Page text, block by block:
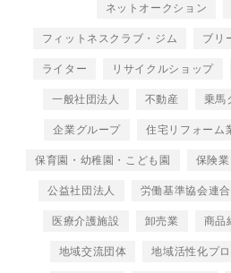
ネットオークション
フィットネスクラブ・ジム ブリ
ライター リサイクルショップ
一般社団法人 不動産 乗馬
企業グループ 住宅リフォーム
保育園・幼稚園・こども園 保険業
公益社団法人 労働基準協会連
医療介護施設 卸売業 商品
地域交流団体 地域活性化プ